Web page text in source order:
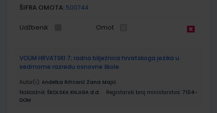
ŠIFRA OMOTA: 500744
Udžbenik Omot
VOLIM HRVATSKI 7; radna bilježnica hrvatskoga jezika u
sedmome razredu osnovne škole
Autor(i): Anđelka Rihtarić Žana Majić
Nakladnik: ŠKOLSKA KNJIGA d.d. Registarski broj ministarstva: 7104-
DOM